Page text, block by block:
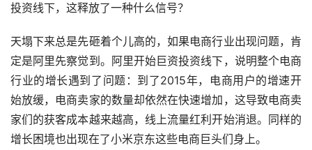
投资线下，这释放了一种什么信号？
天塌下来总是先砸着个儿高的，如果电商行业出现问题，肯
定是阿里先察觉到。阿里开始巨资投资线下，说明整个电商
行业的增长遇到了问题：到了2015年，电商用户的增速开
始放缓，电商卖家的数量却依然在快速增加，这导致电商卖
家们的获客成本越来越高，线上流量红利开始消退。同样的
增长困境也出现在了小米京东这些电商巨头们身上。